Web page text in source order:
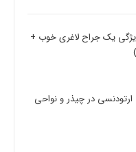
جراح لاغری (9 ویژگی یک جراح لاغری خوب +
در چیذر و نواحی